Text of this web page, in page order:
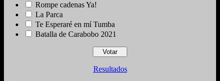
Rompe cadenas Ya!
La Parca
Te Esperaré en mí Tumba
Batalla de Carabobo 2021
Resultados